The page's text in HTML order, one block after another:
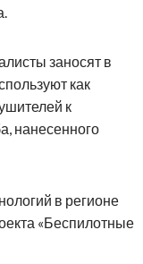
заносят в
как
к
нанесенного
в регионе
«Беспилотные